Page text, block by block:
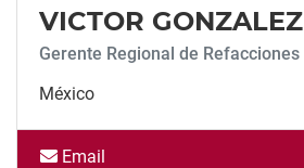
VICTOR GONZALEZ
Gerente Regional de Refacciones
México
Email